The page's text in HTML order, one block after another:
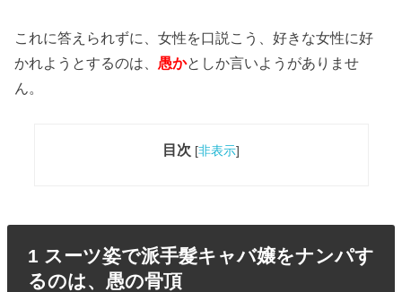
これに答えられずに、女性を口説こう、好きな女性に好
かれようとするのは、 愚かとしか言いようがありませ
ん。
目次 [非表示]
1 スーツ姿で派手髮キャバ嬢をナンパす
るのは、愚の骨頂